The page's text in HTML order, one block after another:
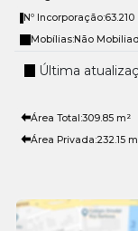
Nº Incorporação:63.210
Mobílias:Não
Última
Área Total:309.85 m²
Área Privada:232.15